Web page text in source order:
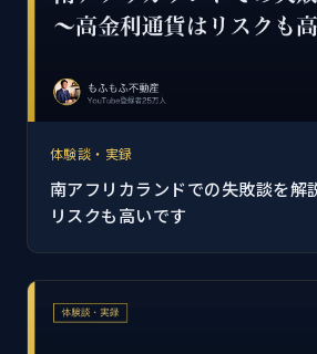
体験談・実録
南アフリカランドでの失敗談を解
リスクも高いです